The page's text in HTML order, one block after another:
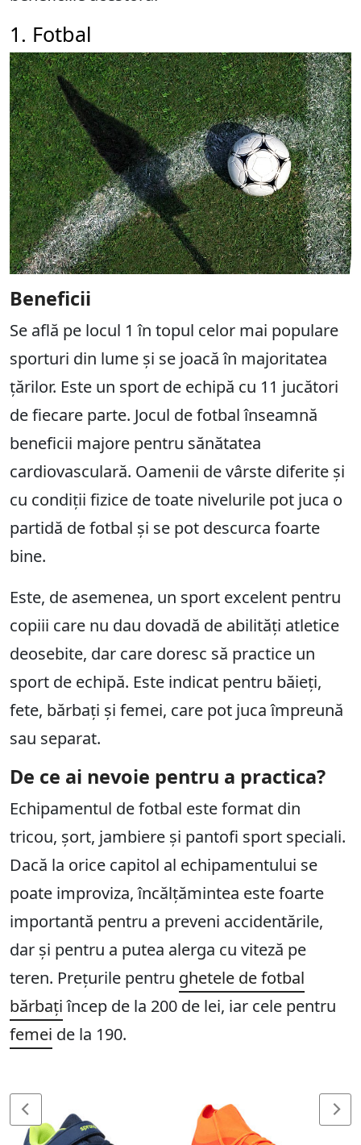
1. Fotbal
Beneficii
Se află pe locul 1 în topul celor mai populare
sporturi din lume și se joacă în majoritatea
țărilor. Este un sport de echipă cu 11 jucători
de fiecare parte. Jocul de fotbal înseamnă
beneficii majore pentru sănătatea
cardiovasculară. Oamenii de vârste diferite și
cu condiții fizice de toate nivelurile pot juca o
partidă de fotbal și se pot descurca foarte
bine.
Este, de asemenea, un sport excelent pentru
copiii care nu dau dovadă de abilități atletice
deosebite, dar care doresc să practice un
sport de echipă. Este indicat pentru băieți,
fete, bărbați și femei, care pot juca împreună
sau separat.
De ce ai nevoie pentru a practica?
Echipamentul de fotbal este format din
tricou, șort, jambiere și pantofi sport speciali.
Dacă la orice capitol al echipamentului se
poate improviza, încălțămintea este foarte
importantă pentru a preveni accidentările,
dar și pentru a putea alerga cu viteză pe
teren. Prețurile pentru ghetele de fotbal
bărbațiîncep de la 200 de lei, iar cele pentru
femei de la 190.